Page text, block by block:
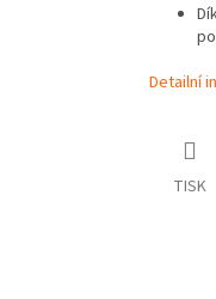
Detailní
TISK